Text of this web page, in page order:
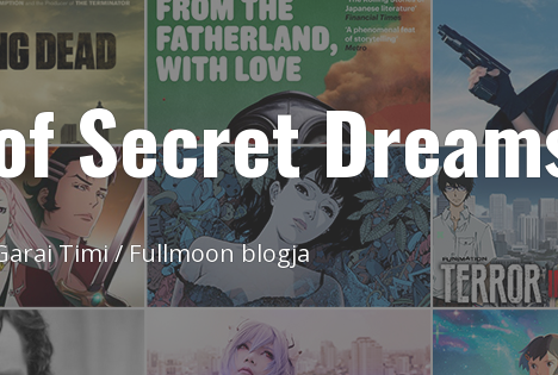
Secret
Timi / Fullmoon blogja